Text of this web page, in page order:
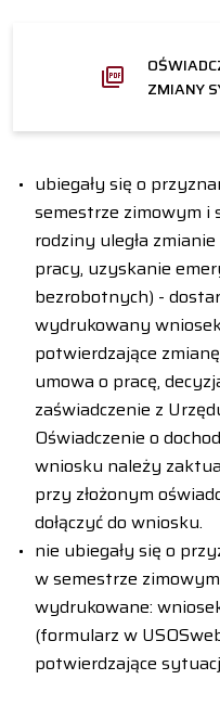
ZMIANY
ubiegały się o
semestrze zimowym i
rodziny uległa
pracy, uzyskanie
bezrobotnych) -
wydrukowany
potwierdzające
umowa o pracę,
zaświadczenie z
Oświadczenie o
wniosku należy
przy złożonym
dołączyć do wniosku.
nie ubiegały się o
w semestrze
wydrukowane:
(formularz w
potwierdzające